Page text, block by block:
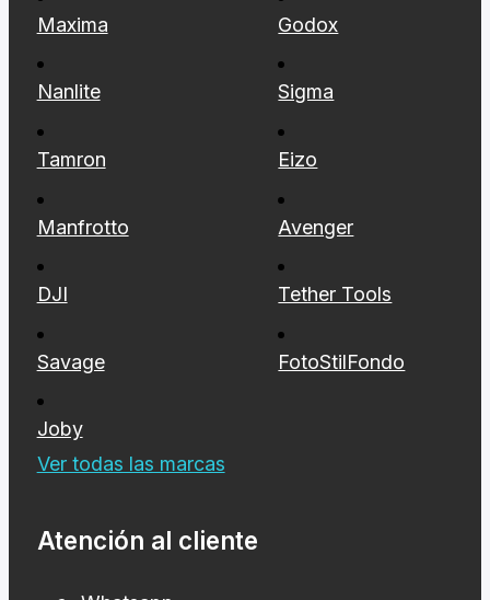
Maxima Godox
Nanlite Sigma
Tamron Eizo
Manfrotto Avenger
DJI Tether Tools
Savage FotoStilFondo
Joby
Ver todas las marcas
Atención al cliente